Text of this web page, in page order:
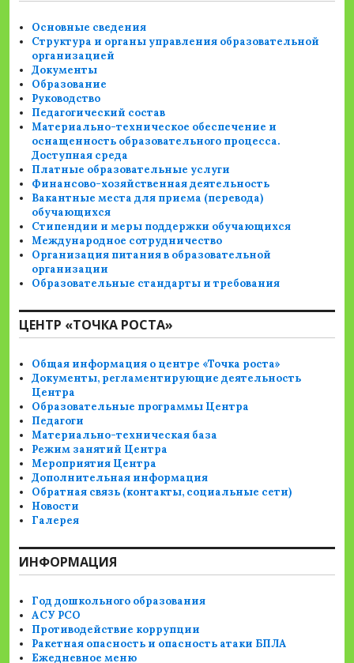
Основные сведения
Структура и органы управления образовательной
организацией
Документы
Образование
Руководство
Педагогический состав
Материально-техническое обеспечение и
оснащенность образовательного процесса.
Доступная среда
Платные образовательные услуги
Финансово-хозяйственная деятельность
Вакантные места для приема (перевода)
обучающихся
Стипендии и меры поддержки обучающихся
Международное сотрудничество
Организация питания в образовательной
организации
Образовательные стандарты и требования
ЦЕНТР «ТОЧКА РОСТА»
Общая информация о центре «Точка роста»
Документы, регламентирующие деятельность
Центра
Образовательные программы Центра
Педагоги
Материально-техническая база
Режим занятий Центра
Мероприятия Центра
Дополнительная информация
Обратная связь (контакты, социальные сети)
Новости
Галерея
ИНФОРМАЦИЯ
Год дошкольного образования
АСУ РСО
Противодействие коррупции
Ракетная опасность и опасность атаки БПЛА
Ежедневное меню